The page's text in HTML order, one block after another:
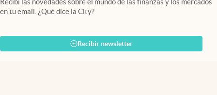
en tu email. ¿Qué dice la City?
Recibir newsletter